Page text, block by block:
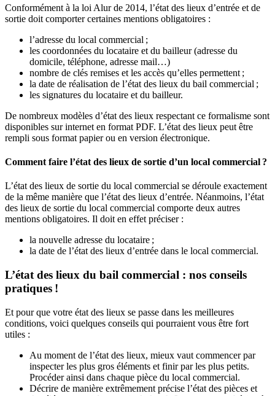
Conformément à la loi Alur de 2014, l’état des lieux d’entrée et de
sortie doit comporter certaines mentions obligatoires :
l’adresse du local commercial ;
les coordonnées du locataire et du bailleur (adresse du
domicile, téléphone, adresse mail…)
nombre de clés remises et les accès qu’elles permettent ;
la date de réalisation de l’état des lieux du bail commercial ;
les signatures du locataire et du bailleur.
De nombreux modèles d’état des lieux respectant ce formalisme sont
disponibles sur internet en format PDF. L’état des lieux peut être
rempli sous format papier ou en version électronique.
Comment faire l’état des lieux de sortie d’un local commercial ?
L’état des lieux de sortie du local commercial se déroule exactement
de la même manière que l’état des lieux d’entrée. Néanmoins, l’état
des lieux de sortie du local commercial comporte deux autres
mentions obligatoires. Il doit en effet préciser :
la nouvelle adresse du locataire ;
la date de l’état des lieux d’entrée dans le local commercial.
L’état des lieux du bail commercial : nos conseils
pratiques !
Et pour que votre état des lieux se passe dans les meilleures
conditions, voici quelques conseils qui pourraient vous être fort
utiles :
Au moment de l’état des lieux, mieux vaut commencer par
inspecter les plus gros éléments et finir par les plus petits.
Procéder ainsi dans chaque pièce du local commercial.
Décrire de manière extrêmement précise l’état des pièces et